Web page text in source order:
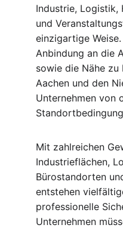
Industrie, Logistik,
und
einzigartige
Anbindung an die
sowie die Nähe zu
Aachen und den
Unternehmen von
Mit zahlreichen
Industrieflächen,
Bürostandorten
entstehen
professionelle
Unternehmen